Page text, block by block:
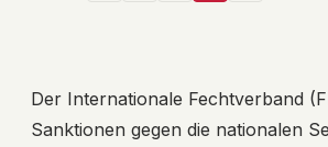
Der Internationale Fechtverband
Sanktionen gegen die nationalen